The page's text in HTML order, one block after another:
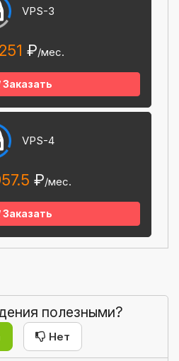
VPS-3
₽/мес.
Заказать
VPS-4
₽/мес.
Заказать
полезными?
Нет